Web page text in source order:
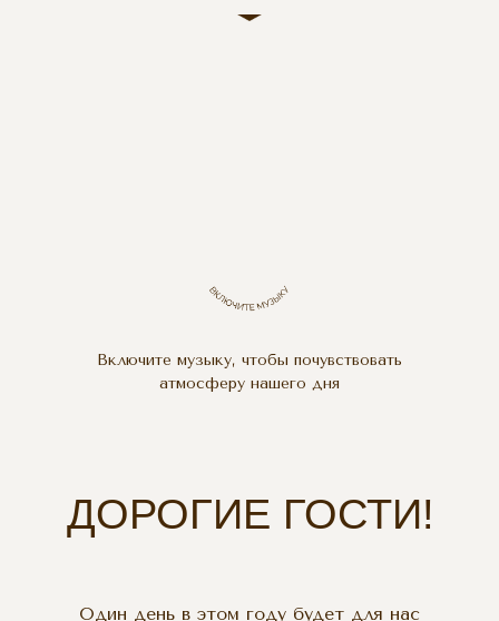
Включите музыку, чтобы почувствовать
атмосферу нашего дня
ДОРОГИЕ ГОСТИ!
Один день в этом году будет для нас